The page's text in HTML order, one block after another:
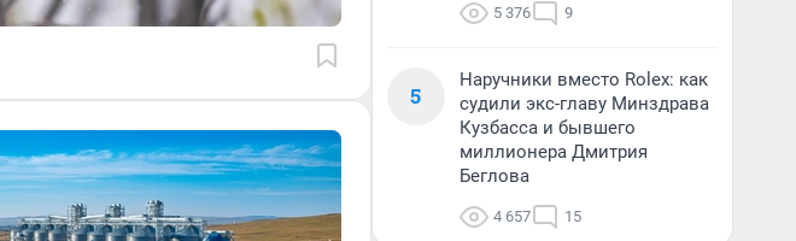
5 376 9
5
Наручники вместо Rolex: как
судили экс-главу Минздрава
Кузбасса и бывшего
миллионера Дмитрия
Беглова
4 657 15